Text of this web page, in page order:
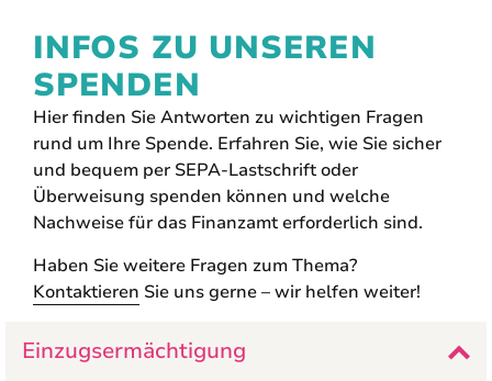
INFOS ZU UNSEREN
SPENDEN
Hierfinden Sie Antworten zu wichtigen Fragen
rund um Ihre Spende. Erfahren Sie, wie Sie sicher
und bequem per SEPA-Lastschrift oder
Überweisung spenden können und welche
Nachweise für das Finanzamt erforderlich sind.
Haben Sieweitere Fragen zum Thema?
Kontaktieren Sie uns gerne – wir helfen weiter!
Einzugsermächtigung